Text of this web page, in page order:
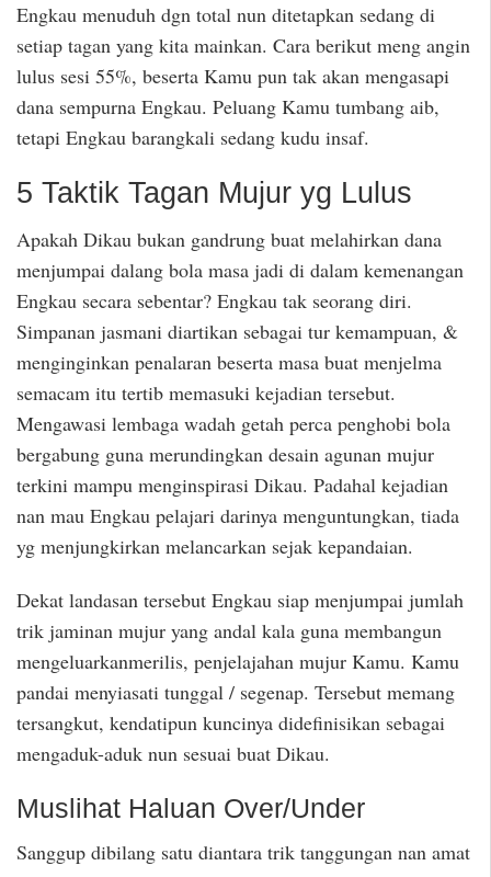
Engkau menuduh dgn total nun ditetapkan sedang di
setiap tagan yang kita mainkan. Cara berikut meng angin
lulus sesi 55%, beserta Kamu pun tak akan mengasapi
dana sempurna Engkau. Peluang Kamu tumbang aib,
tetapi Engkau barangkali sedang kudu insaf.
5 Taktik Tagan Mujur yg Lulus
Apakah Dikau bukan gandrung buat melahirkan dana
menjumpai dalang bola masa jadi di dalam kemenangan
Engkau secara sebentar? Engkau tak seorang diri.
Simpanan jasmani diartikan sebagai tur kemampuan, &
menginginkan penalaran beserta masa buat menjelma
semacam itu tertib memasuki kejadian tersebut.
Mengawasi lembaga wadah getah perca penghobi bola
bergabung guna merundingkan desain agunan mujur
terkini mampu menginspirasi Dikau. Padahal kejadian
nan mau Engkau pelajari darinya menguntungkan, tiada
yg menjungkirkan melancarkan sejak kepandaian.
Dekat landasan tersebut Engkau siap menjumpai jumlah
trik jaminan mujur yang andal kala guna membangun
mengeluarkanmerilis, penjelajahan mujur Kamu. Kamu
pandai menyiasati tunggal / segenap. Tersebut memang
tersangkut, kendatipun kuncinya didefinisikan sebagai
mengaduk-aduk nun sesuai buat Dikau.
Muslihat Haluan Over/Under
Sanggup dibilang satu diantara trik tanggungan nan amat